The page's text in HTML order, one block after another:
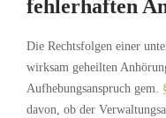
fehlerhaften
Die Rechtsfolgen einer
wirksam geheilten
Aufhebungsanspruch gem.
davon, ob der